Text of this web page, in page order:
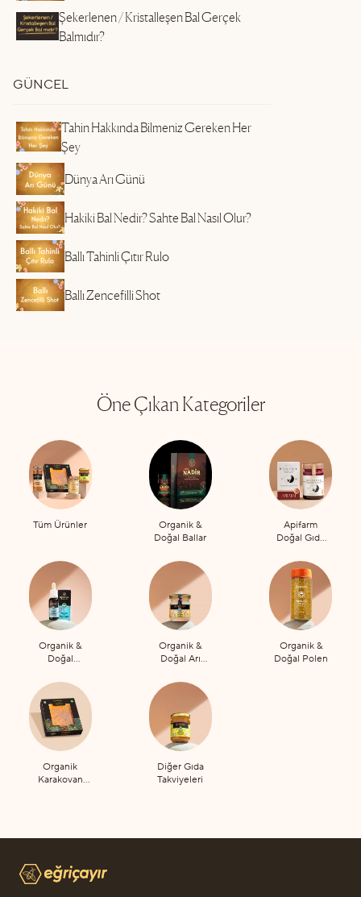
Şekerlenen / Kristalleşen Bal Gerçek
Balmıdır?
GÜNCEL
Tahin Hakkında Bilmeniz Gereken Her
Şey
Dünya Arı Günü
Hakiki Bal Nedir? Sahte Bal Nasıl Olur?
Ballı Tahinli Çıtır Rulo
Ballı Zencefilli Shot
Öne Çıkan Kategoriler
Tüm Ürünler
Organik &
Doğal Ballar
Apifarm
Doğal Gıda
Organik &
Doğal
Organik &
Doğal Arı
Organik &
Doğal Polen
Organik
Karakovan
Diğer Gıda
Takviyeleri